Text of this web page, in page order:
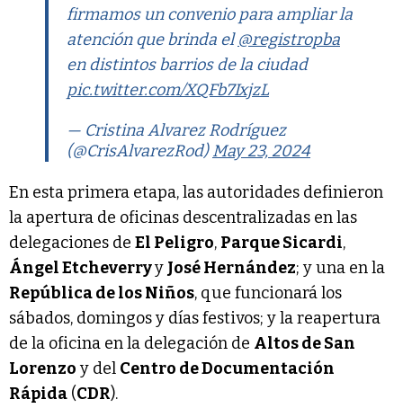
firmamos un convenio para ampliar la
atención que brinda el@registropba
en distintos barrios de la ciudad
pic.twitter.com/XQFb7IxjzL
— Cristina Alvarez Rodríguez
(@CrisAlvarezRod)May 23, 2024
En esta primera etapa, las autoridades definieron
la apertura de oficinas descentralizadas en las
delegaciones de El Peligro, Parque Sicardi,
Ángel Etcheverryy José Hernández; y una en la
República de los Niños, que funcionará los
sábados, domingos y días festivos; y la reapertura
de la oficina en la delegación de Altos de San
Lorenzo y del Centro de Documentación
Rápida (CDR).